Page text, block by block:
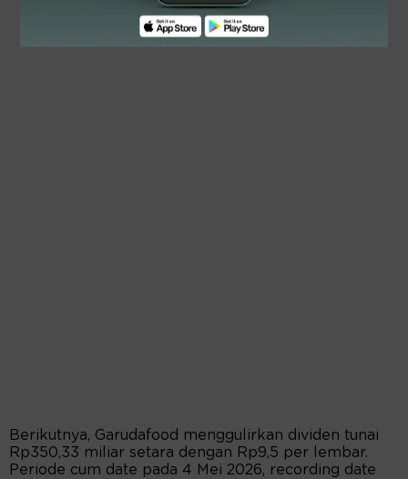
Berikutnya, Garudafood menggulirkan dividen tunai
Rp350,33 miliar setara dengan Rp9,5 per lembar.
Periode cum date pada 4 Mei 2026, recording date